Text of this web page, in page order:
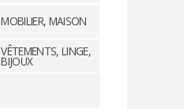
MOBILIER, MAISON
VÊTEMENTS, LINGE,
BIJOUX